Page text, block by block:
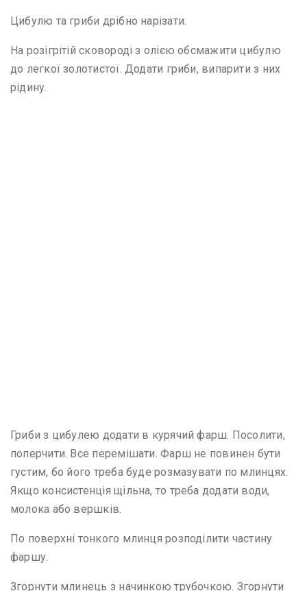
Цибулю та гриби дрібно нарізати.
На розігрітій сковороді з олією обсмажити цибулю
до легкої золотистої. Додати гриби, випарити з них
рідину.
Гриби з цибулею додати в курячий фарш. Посолити,
поперчити. Все перемішати. Фарш не повинен бути
густим, бо його треба буде розмазувати по млинцях.
Якщо консистенція щільна, то треба додати води,
молока або вершків.
По поверхні тонкого млинця розподілити частину
фаршу.
Згорнути млинець з начинкою трубочкою. Згорнути